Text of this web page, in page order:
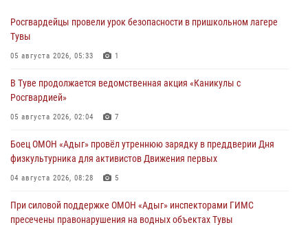
Росгвардейцы провели урок безопасности в пришкольном лагере
Тувы
05 августа 2026, 05:33 1
В Туве продолжается ведомственная акция «Каникулы с
Росгвардией»
05 августа 2026, 02:04 7
Боец ОМОН «Адыг» провёл утреннюю зарядку в преддверии Дня
физкультурника для активистов Движения первых
04 августа 2026, 08:28 5
При силовой поддержке ОМОН «Адыг» инспекторами ГИМС
пресечены правонарушения на водных объектах Тувы